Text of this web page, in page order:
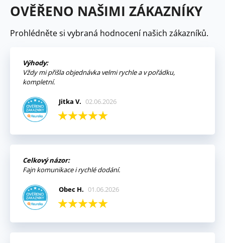
OVĚŘENO NAŠIMI ZÁKAZNÍKY
Prohlédněte si vybraná hodnocení našich zákazníků.
Výhody:
Vždy mi přišla objednávka velmi rychle a v pořádku,
kompletní.
Jitka V. 02.06.2026
Celkový názor:
Fajn komunikace i rychlé dodání.
Obec H. 01.06.2026